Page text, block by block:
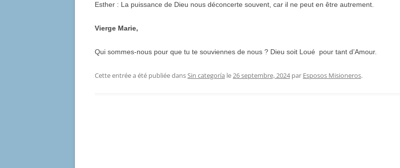
Esther : La puissance de Dieu nous déconcerte souvent, car il ne peut en être autrement.
Vierge Marie,
Qui sommes-nous pour que tu te souviennes de nous ? Dieu soit Loué pour tant d’Amour.
Cette entrée a été publiée dansSin categoría le26 septembre, 2024 par Esposos Misioneros.